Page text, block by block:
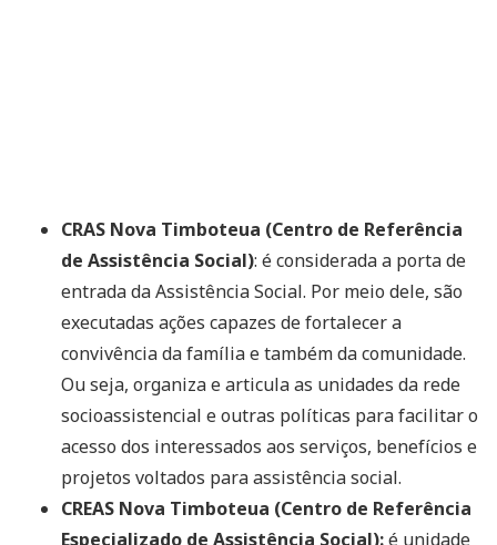
CRAS Nova Timboteua (Centro de Referência
de Assistência Social): é considerada a porta de
entrada da Assistência Social. Por meio dele, são
executadas ações capazes de fortalecer a
convivência da família e também da comunidade.
Ou seja, organiza e articula as unidades da rede
socioassistencial e outras políticas para facilitar o
acesso dos interessados aos serviços, benefícios e
projetos voltados para assistência social.
CREAS Nova Timboteua (Centro de Referência
Especializado de Assistência Social):é unidade